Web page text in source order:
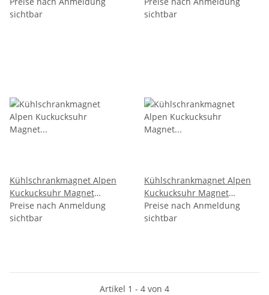
Deko - Schweiz
sichtbar
Metall - Schweiz
sichtbar
Kühlschrankmagnet Alpen
Kuckucksuhr Magnet
Urlaubserinnerung
Mitbringsel Deko - Schweiz
Preise nach Anmeldung
sichtbar
Kühlschrankmagnet Alpen
Kuckucksuhr Magnet
Reisemagnet Mitbringsel
Metall - Schweiz
Preise nach Anmeldung
sichtbar
Artikel 1 - 4 von 4